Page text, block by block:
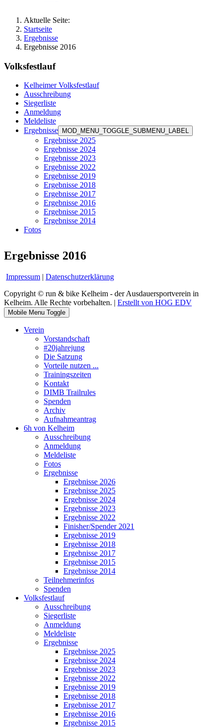
Aktuelle Seite:
Startseite
Ergebnisse
Ergebnisse 2016
Volksfestlauf
Kelheimer Volksfestlauf
Ausschreibung
Siegerliste
Anmeldung
Meldeliste
Ergebnisse
MOD_MENU_TOGGLE_SUBMENU_LABEL
Ergebnisse 2025
Ergebnisse 2024
Ergebnisse 2023
Ergebnisse 2022
Ergebnisse 2019
Ergebnisse 2018
Ergebnisse 2017
Ergebnisse 2016
Ergebnisse 2015
Ergebnisse 2014
Fotos
Ergebnisse 2016
Impressum | Datenschutzerklärung
Copyright © run & bike Kelheim - der Ausdauersportverein in
Kelheim. Alle Rechte vorbehalten. | Erstellt von HOG EDV
Mobile Menu Toggle
Verein
Vorstandschaft
#20jahrejung
Die Satzung
Vorteile nutzen ...
Trainingszeiten
Kontakt
DIMB Trailrules
Spenden
Archiv
Aufnahmeantrag
6h von Kelheim
Ausschreibung
Anmeldung
Meldeliste
Fotos
Ergebnisse
Ergebnisse 2026
Ergebnisse 2025
Ergebnisse 2024
Ergebnisse 2023
Ergebnisse 2022
Finisher/Spender 2021
Ergebnisse 2019
Ergebnisse 2018
Ergebnisse 2017
Ergebnisse 2015
Ergebnisse 2014
Teilnehmerinfos
Spenden
Volksfestlauf
Ausschreibung
Siegerliste
Anmeldung
Meldeliste
Ergebnisse
Ergebnisse 2025
Ergebnisse 2024
Ergebnisse 2023
Ergebnisse 2022
Ergebnisse 2019
Ergebnisse 2018
Ergebnisse 2017
Ergebnisse 2016
Ergebnisse 2015